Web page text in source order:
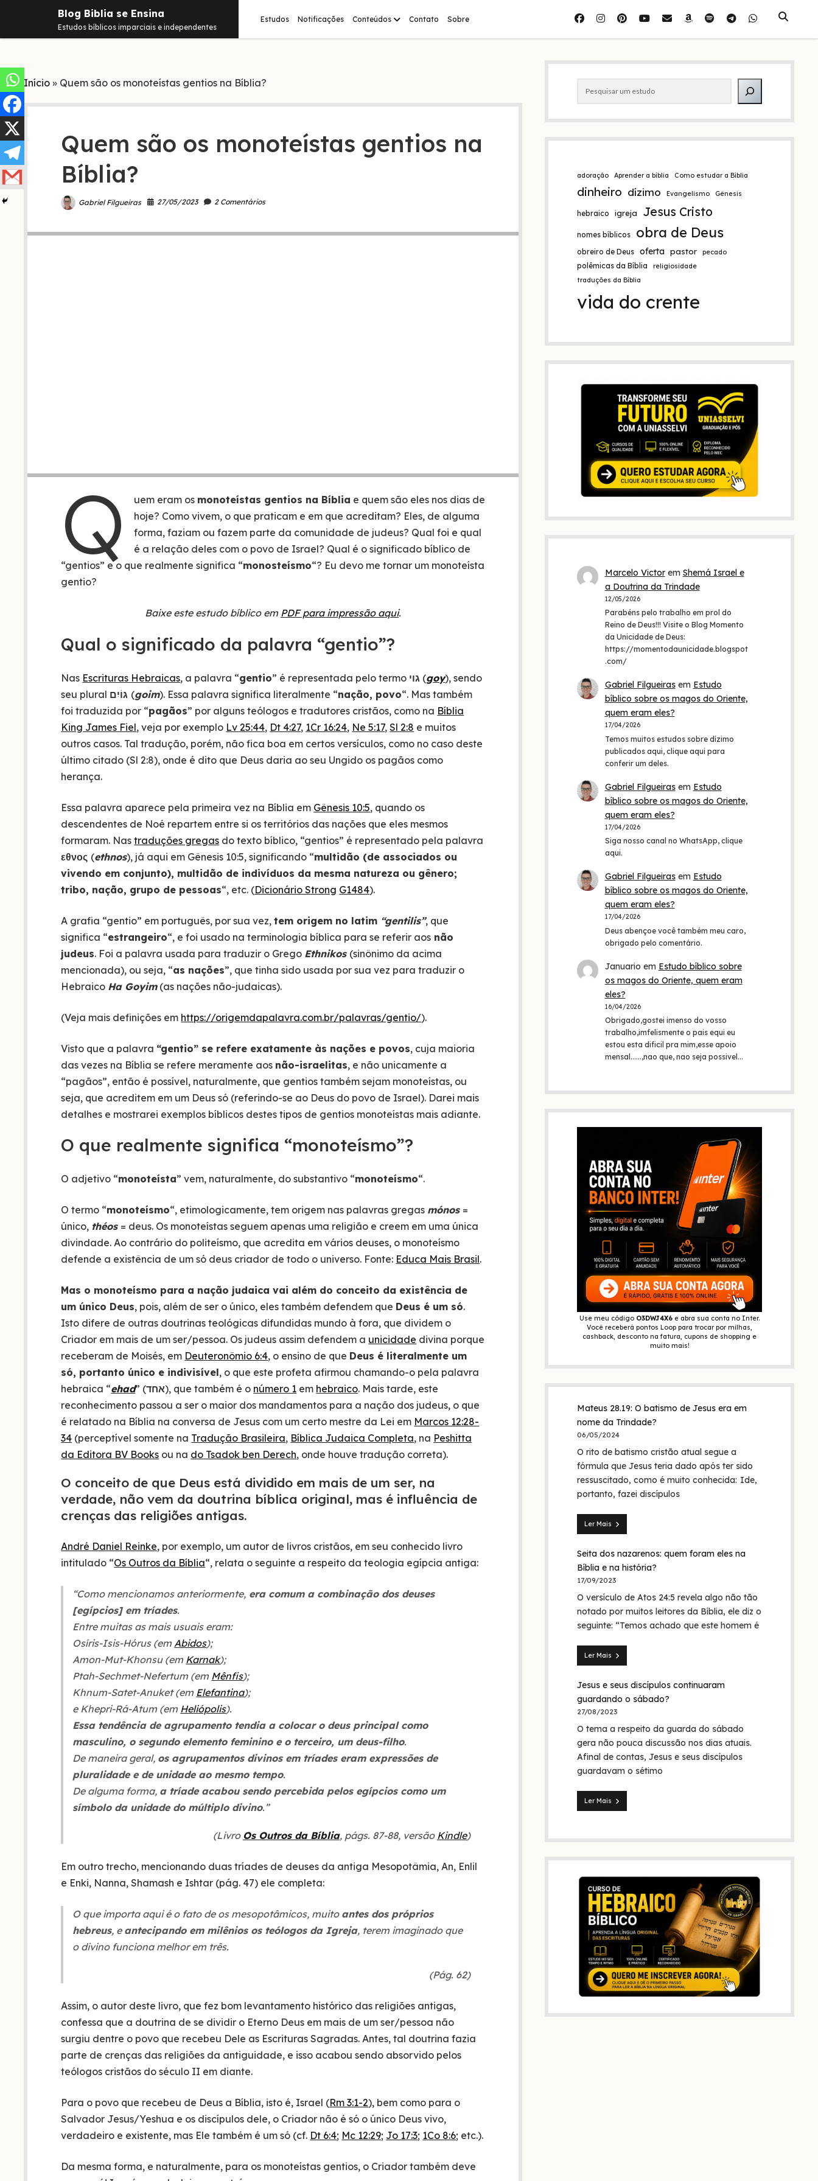
Blog Biblia se Ensina
Estudos bíblicos imparciais e independentes
Estudos Notificações Conteúdos abrirContato Sobre facebookinstagram
pinterestyoutube
e-
amazon
spotifytelegram
whatsapp
Início » Quem são os monoteístas gentios na Bíblia?
Quem são os monoteístas gentios na
Bíblia?
Gabriel Filgueiras 27/05/2023 2 Comentários
Q uem eram os monoteístas gentios na Bíblia e quem são eles nos dias de
hoje? Como vivem, o que praticam e em que acreditam? Eles, de alguma
forma, faziam ou fazem parte da comunidade de judeus? Qual foi e qual
é a relação deles com o povo de Israel? Qual é o significado bíblico de
“gentios” e o que realmente significa “monosteísmo“? Eu devo me tornar um monoteísta
gentio?
Baixe este estudo bíblico em PDF para impressão aqui.
Qual o significado da palavra “gentio”?
Nas Escrituras Hebraicas, a palavra “gentio” é representada pelo termo גוי (goy), sendo
seu plural
(goim). Essa palavra significa literalmente “nação, povo“. Mas também
foi traduzida por “pagãos” por alguns teólogos e tradutores cristãos, como na Bíblia
King James Fiel, veja por exemplo Lv 25:44, Dt 4:27, 1Cr 16:24, Ne 5:17,Sl 2:8 e muitos
outros casos. Tal tradução, porém, não fica boa em certos versículos, como no caso deste
último citado (Sl 2:8), onde é dito que Deus daria ao seu Ungido os pagãos como
herança.
Essa palavra aparece pela primeira vez na Bíblia em Gênesis 10:5, quando os
descendentes de Noé repartem entre si os territórios das nações que eles mesmos
formaram. Nastraduções gregas do texto bíblico, “gentios” é representado pela palavra
εθνος (ethnos), já aqui em Gênesis 10:5, significando “multidão (de associados ou
vivendo em conjunto), multidão de indivíduos da mesma natureza ou gênero;
tribo, nação, grupo de pessoas“, etc. (Dicionário Strong G1484).
A grafia “gentio” em português, por sua vez,tem origem no latim “gentilis”, que
significa “estrangeiro“, e foi usado na terminologia bíblica para se referir aos não
judeus. Foi a palavra usada para traduzir o Grego Ethnikos (sinônimo da acima
mencionada), ou seja, “as nações”, que tinha sido usada por sua vez para traduzir o
Hebraico Ha Goyim(as nações não-judaicas).
(Veja mais definições em https://origemdapalavra.com.br/palavras/gentio/).
Visto que a palavra “gentio” se refere exatamente às nações e povos, cuja maioria
das vezes na Bíblia se refere meramente aos não-israelitas, e não unicamente a
“pagãos”, então é possível, naturalmente, que gentios também sejam monoteístas, ou
seja, que acreditem em um Deus só (referindo-se ao Deus do povo de Israel). Darei mais
detalhes e mostrarei exemplos bíblicos destes tipos de gentios monoteístas mais adiante.
O que realmente significa “monoteísmo”?
O adjetivo “monoteísta” vem, naturalmente, do substantivo “monoteísmo“.
O termo “monoteísmo“, etimologicamente, tem origem nas palavras gregas mónos =
único, théos = deus. Os monoteístas seguem apenas uma religião e creem em uma única
divindade. Ao contrário do politeísmo, que acredita em vários deuses, o monoteísmo
defende a existência de um só deus criador de todo o universo. Fonte: Educa Mais Brasil.
Mas o monoteísmo para a nação judaica vai além do conceito da existência de
um único Deus, pois, além de ser o único, eles também defendem que Deus é um só.
Isto difere de outras doutrinas teológicas difundidas mundo à fora, que dividem o
Criador em mais de um ser/pessoa. Os judeus assim defendem a unicidade divina porque
receberam de Moisés, em Deuteronômio 6:4, o ensino de que Deus é literalmente um
só, portanto único e indivisível, o que este profeta afirmou chamando-o pela palavra
hebraica “ehad” (אחד), que também é o número 1 em hebraico. Mais tarde, este
reconhecimento passou a ser o maior dos mandamentos para a nação dos judeus, o que
é relatado na Bíblia na conversa de Jesus com um certo mestre da Lei em Marcos 12:28-
34 (perceptível somente na Tradução Brasileira, Bíblica Judaica Completa, na Peshitta
da Editora BV Books ou na do Tsadok ben Derech, onde houve tradução correta).
O conceito de que Deus está dividido em mais de um ser, na
verdade, não vem da doutrina bíblica original, mas é influência de
crenças das religiões antigas.
André Daniel Reinke, por exemplo, um autor de livros cristãos, em seu conhecido livro
intitulado “Os Outros da Bíblia“, relata o seguinte a respeito da teologia egípcia antiga:
“Como mencionamos anteriormente, era comum a combinação dos deuses
[egípcios] em tríades.
Entre muitas as mais usuais eram:
Osíris-Isis-Hórus (em Abidos);
Amon-Mut-Khonsu (em Karnak);
Ptah-Sechmet-Nefertum (em Mênfis);
Khnum-Satet-Anuket (em Elefantina);
e Khepri-Rá-Atum (em Heliópolis).
Essa tendência de agrupamento tendia a colocar o deus principal como
masculino, o segundo elemento feminino e o terceiro, um deus-filho.
De maneira geral, os agrupamentos divinos em tríades eram expressões de
pluralidade e de unidade ao mesmo tempo.
De alguma forma, a tríade acabou sendo percebida pelos egípcios como um
símbolo da unidade do múltiplo divino.”
(Livro Os Outros da Bíblia, págs. 87-88, versão Kindle)
Em outro trecho, mencionando duas tríades de deuses da antiga Mesopotâmia, An, Enlil
e Enki, Nanna, Shamash e Ishtar (pág. 47) ele completa:
O que importa aqui é o fato de os mesopotâmicos, muito antes dos próprios
hebreus, e antecipando em milênios os teólogos da Igreja, terem imaginado que
o divino funciona melhor em três.
(Pág. 62)
Assim, o autor deste livro, que fez bom levantamento histórico das religiões antigas,
confessa que a doutrina de se dividir o Eterno Deus em mais de um ser/pessoa não
surgiu dentre o povo que recebeu Dele as Escrituras Sagradas. Antes, tal doutrina fazia
parte de crenças das religiões da antiguidade, e isso acabou sendo absorvido pelos
teólogos cristãos do século II em diante.
Para o povo que recebeu de Deus a Bíblia, isto é, Israel (Rm 3:1-2), bem como para o
Salvador Jesus/Yeshua e os discípulos dele, o Criador não é só o único Deus vivo,
verdadeiro e existente, mas Ele também é um só (cf. Dt 6:4; Mc 12:29; Jo 17:3; 1Co 8:6; etc.).
Da mesma forma, e naturalmente, para os monoteístas gentios, o Criador também deve
Barra
lateral
adoração Aprender a bíblia Como estudar a Bíblia
dinheiro dízimo Evangelismo Gênesis
hebraico igreja Jesus Cristo
nomes bíblicos obra de Deus
obreiro de Deus oferta pastor pecado
polêmicas da Bíblia
religiosidade
traduções da Bíblia
vida do crente
Marcelo Victorem Shemá Israel e
a Doutrina da Trindade
12/05/2026
Parabéns pelo trabalho em prol do
Reino de Deus!!! Visite o Blog Momento
da Unicidade de Deus:
https://momentodaunicidade.blogspot
.com/
Gabriel Filgueirasem Estudo
bíblico sobre os magos do Oriente,
quem eram eles?
17/04/2026
Temos muitos estudos sobre dízimo
publicados aqui, clique aqui para
conferir um deles.
Gabriel Filgueirasem Estudo
bíblico sobre os magos do Oriente,
quem eram eles?
17/04/2026
Siga nosso canal no WhatsApp, clique
aqui.
Gabriel Filgueirasem Estudo
bíblico sobre os magos do Oriente,
quem eram eles?
17/04/2026
Deus abençoe você também meu caro,
obrigado pelo comentário.
Januario em Estudo bíblico sobre
os magos do Oriente, quem eram
eles?
16/04/2026
Obrigado,gostei imenso do vosso
trabalho,imfelismente o pais equi eu
estou esta dificil pra mim,esse apoio
mensal......,nao que, nao seja possivel…
Use meu código O3DWJ4X6 e abra sua conta no Inter.
Você receberá pontos Loop para trocar por milhas,
cashback, desconto na fatura, cupons de shopping e
muito mais!
Mateus 28.19: O batismo de Jesus era em
nome da Trindade?
06/05/2024
O rito de batismo cristão atual segue a
fórmula que Jesus teria dado após ter sido
ressuscitado, como é muito conhecida: Ide,
portanto, fazei discípulos
Ler Mais
Mateus
O
batismo
de
era
em
nome
da
Seita dos nazarenos: quem foram eles na
Bíblia e na história?
17/09/2023
O versículo de Atos 24:5 revela algo não tão
notado por muitos leitores da Bíblia, ele diz o
seguinte: “Temos achado que este homem é
Ler Mais
Seita
nazarenos:
quem
foram
na
Bíblia
e
história?
Jesus e seus discípulos continuaram
guardando o sábado?
27/08/2023
O tema a respeito da guarda do sábado
gera não pouca discussão nos dias atuais.
Afinal de contas, Jesus e seus discípulos
guardavam o sétimo
Ler Mais
Jesus
o
sábado?